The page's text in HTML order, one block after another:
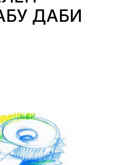
ДАБИ